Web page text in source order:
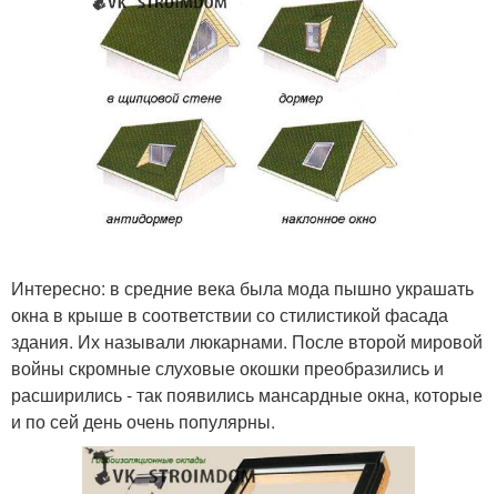
Интересно: в средние века была мода пышно украшать
окна в крыше в соответствии со стилистикой фасада
здания. Их называли люкарнами. После второй мировой
войны скромные слуховые окошки преобразились и
расширились - так появились мансардные окна, которые
и по сей день очень популярны.